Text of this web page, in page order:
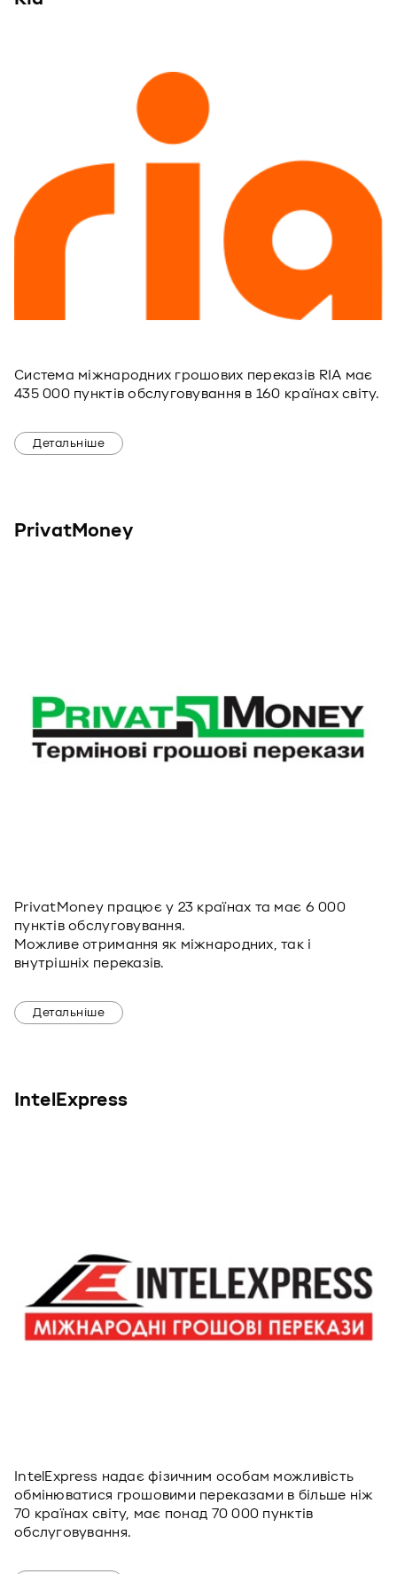
Система міжнародних грошових переказів RIA має
435 000 пунктів обслуговування в 160 країнах світу.
Детальніше
PrivatMoney
PrivatMoney працює у 23 країнах та має 6 000
пунктів обслуговування.
Можливе отримання як міжнародних, так і
внутрішніх переказів.
Детальніше
IntelExpress
IntelExpress надає фізичним особам можливість
обмінюватися грошовими переказами в більше ніж
70 країнах світу, має понад 70 000 пунктів
обслуговування.